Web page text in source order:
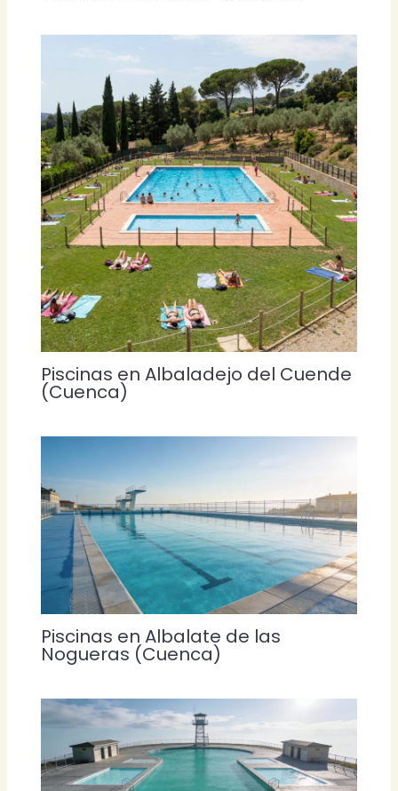
Piscinas en Albaladejo del Cuende
(Cuenca)
Piscinas en Albalate de las
Nogueras (Cuenca)